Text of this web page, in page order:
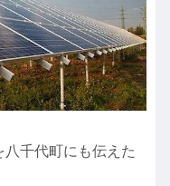
千代町にも伝えた